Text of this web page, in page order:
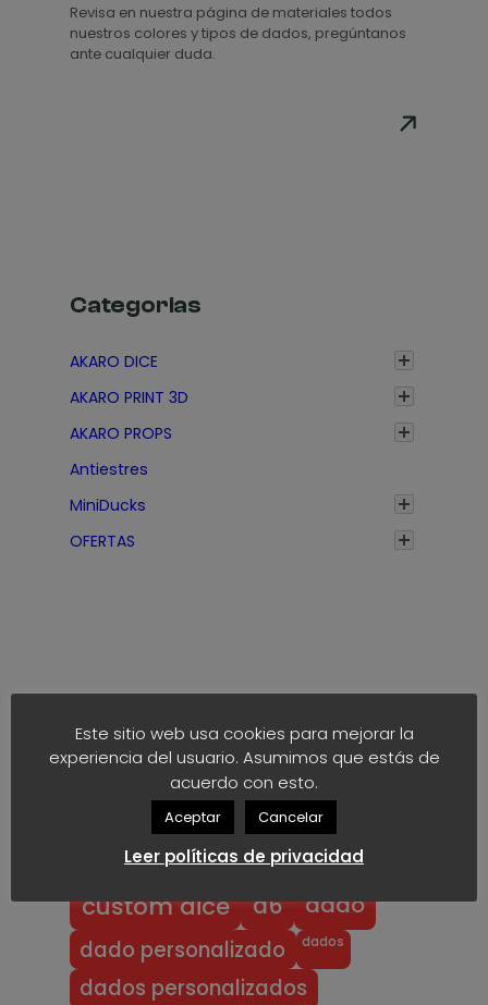
7
€
Revisa en nuestra página de materiales todos
nuestros colores y tipos de dados, pregúntanos
ante cualquier duda.
Categorias
AKARO DICE
AKARO PRINT 3D
AKARO PROPS
Antiestres
MiniDucks
OFERTAS
akaro dice anime
blood bowl bloodbowl
chibi bowl custom d6
custom dice d6 dado
dado personalizado dados
dados personalizados
Este sitio web usa cookies para mejorar la
experiencia del usuario. Asumimos que estás de
acuerdo con esto.
Aceptar Cancelar
Leer políticas de privacidad